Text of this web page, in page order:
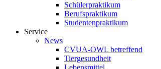
Schülerpraktikum
Berufspraktikum
Studentenpraktikum
Service
News
CVUA-OWL betreffend
Tiergesundheit
Lebensmittel